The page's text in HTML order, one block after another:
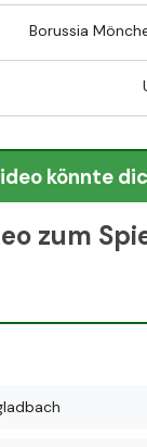
Borussia
könnte
zum